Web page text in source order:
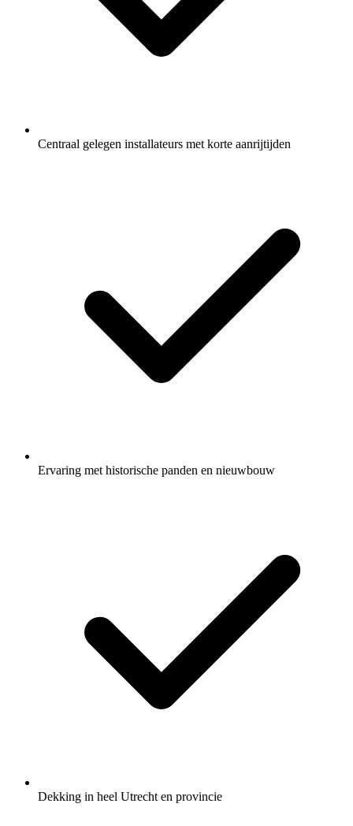
Centraal gelegen installateurs met korte aanrijtijden
Ervaring met historische panden en nieuwbouw
Dekking in heel Utrecht en provincie